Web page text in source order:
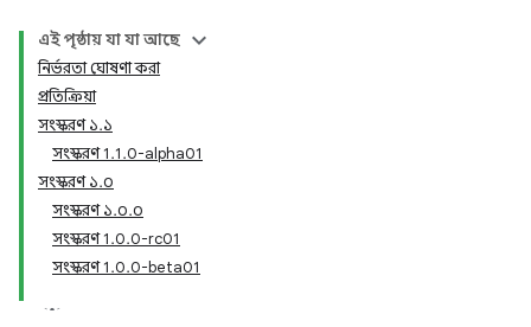
এই পৃষ্ঠায় যা যা আছে
নির্ভরতা ঘোষণা করা
প্রতিক্রিয়া
সংস্করণ ১.১
সংস্করণ 1.1.0-alpha01
সংস্করণ ১.০
সংস্করণ ১.০.০
সংস্করণ 1.0.0-rc01
সংস্করণ 1.0.0-beta01